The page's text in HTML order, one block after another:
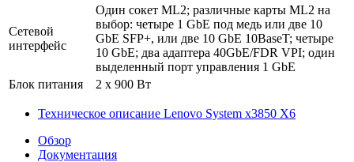
Сетевой
интерфейс
Один сокет ML2; различные карты ML2 на
выбор: четыре 1 GbE под медь или две 10
GbE SFP+, или две 10 GbE 10BaseT; четыре
10 GbE; два адаптера 40GbE/FDR VPI; один
выделенный порт управления 1 GbE
Блок питания
2 x 900 Вт
Техническое описание Lenovo System x3850 X6
Обзор
Документация